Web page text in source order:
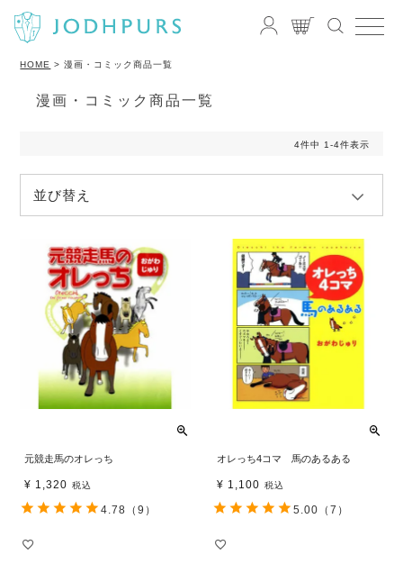
HOME 漫画・コミック商品一覧
漫画・コミック商品一覧
並び替え
4件中 1 -4件表示
元競走馬のオレっち
¥ 1,320 税込
4.78 （9）
オレっち4コマ 馬のあるある
¥ 1,100 税込
5.00 （7）